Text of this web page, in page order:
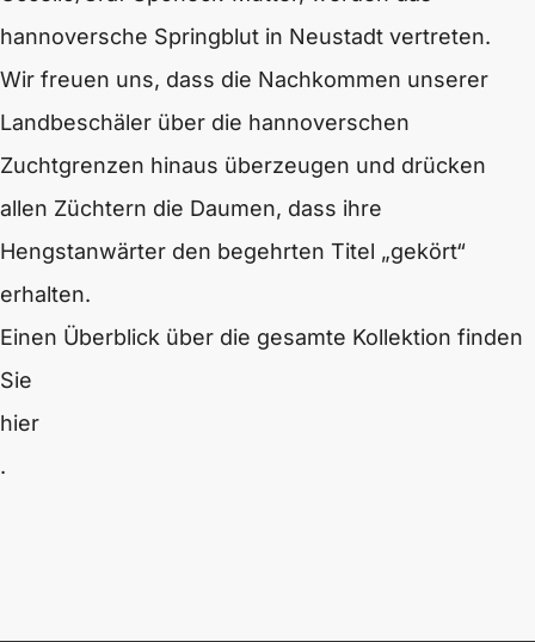
hannoversche Springblut in Neustadt vertreten.
Wir freuen uns, dass die Nachkommen unserer
Landbeschäler über die hannoverschen
Zuchtgrenzen hinaus überzeugen und drücken
allen Züchtern die Daumen, dass ihre
Hengstanwärter den begehrten Titel „gekört“
erhalten.
Einen Überblick über die gesamte Kollektion finden
Sie
hier
.